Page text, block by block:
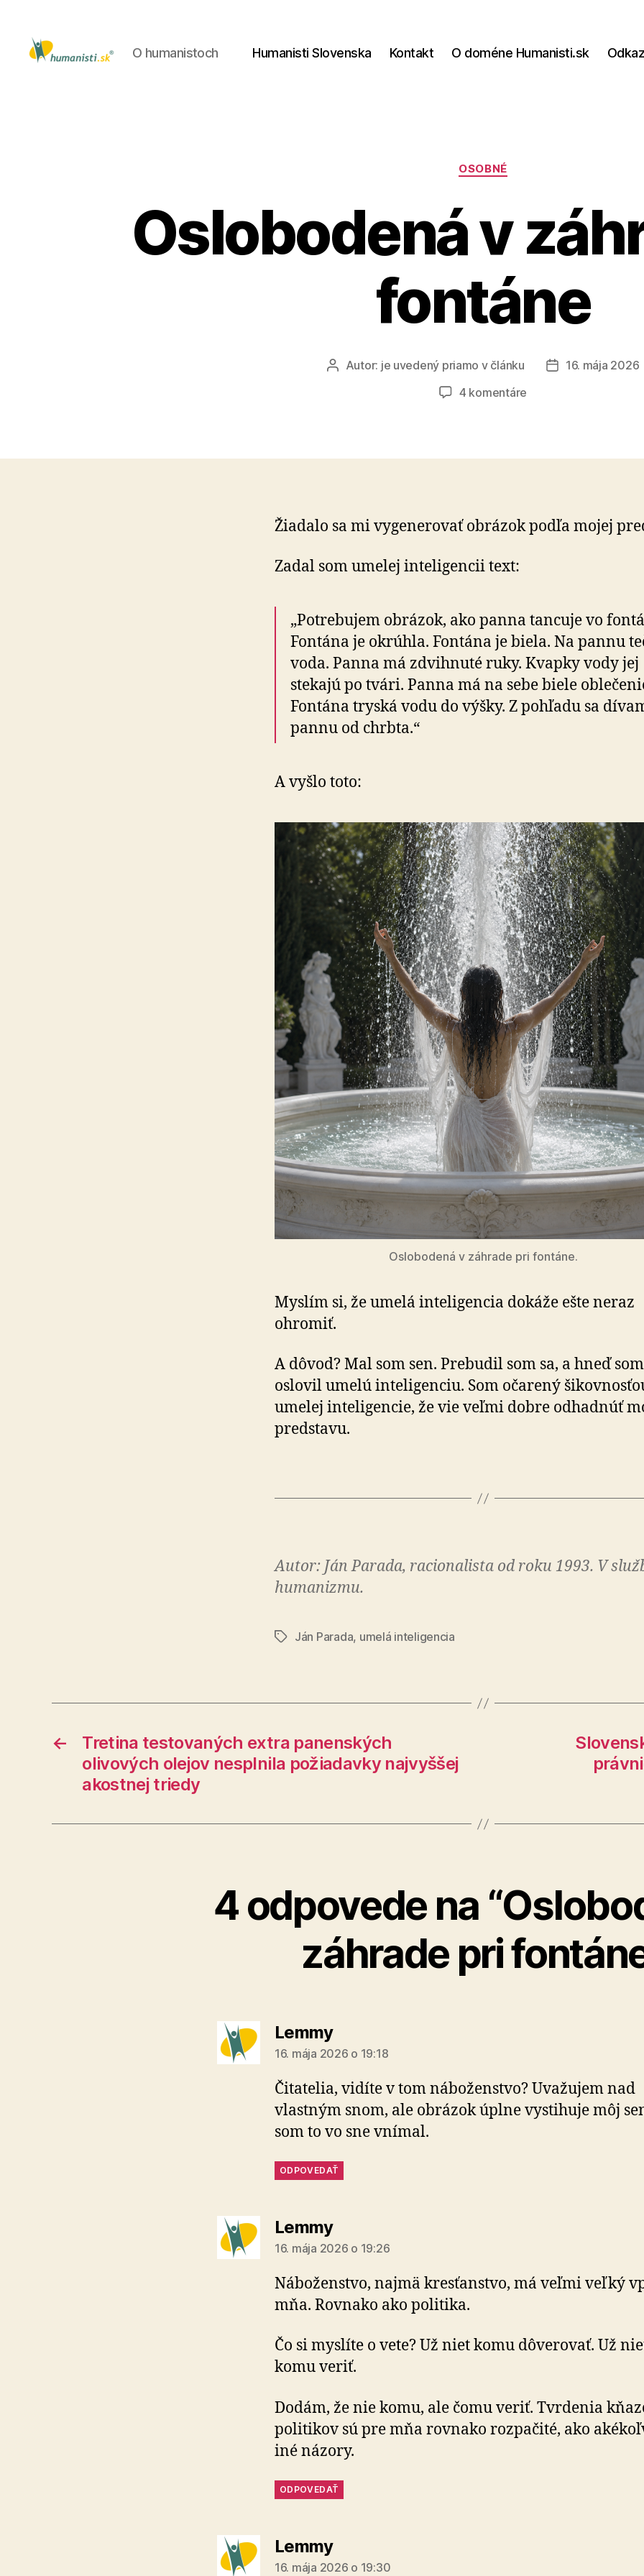
O humanistoch Humanisti Slovenska Kontakt O doméne Humanisti.sk
Kategórie
OSOBNÉ
Oslobodená v
fontáne
AutorAutor: je uvedený priamo v článku
Dátum
16. mája 2026
4 komentáre
pri
Žiadalo sa mi vygenerovať obrázok podľa mojej
Zadal som umelej inteligencii text:
„Potrebujem obrázok, ako panna tancuje vo
Fontána je okrúhla. Fontána je biela. Na pannu
voda. Panna má zdvihnuté ruky. Kvapky vody jej
stekajú po tvári. Panna má na sebe biele
Fontána tryská vodu do výšky. Z pohľadu sa
pannu od chrbta.“
A vyšlo toto:
Oslobodená v záhrade pri fontáne.
Myslím si, že umelá inteligencia dokáže ešte neraz
ohromiť.
A dôvod? Mal som sen. Prebudil som sa, a hneď som
oslovil umelú inteligenciu. Som očarený
umelej inteligencie, že vie veľmi dobre odhadnúť
predstavu.
Autor: Ján Parada, racionalista od roku 1993. V
humanizmu.
ZnačkyJán Parada, umelá inteligencia
←
Tretina testovaných extra panenských
olivových olejov nesplnila požiadavky najvyššej
akostnej triedy
4 odpovede na
záhrade pri
Lemmyhovorí:
16. mája 2026 o 19:18
Čitatelia, vidíte v tom náboženstvo? Uvažujem nad
vlastným snom, ale obrázok úplne vystihuje môj
som to vo sne vnímal.
ODPOVEDAŤ
Lemmyhovorí:
16. mája 2026 o 19:26
Náboženstvo, najmä kresťanstvo, má veľmi veľký
mňa. Rovnako ako politika.
Čo si myslíte o vete? Už niet komu dôverovať. Už
komu veriť.
Dodám, že nie komu, ale čomu veriť. Tvrdenia
politikov sú pre mňa rovnako rozpačité, ako
iné názory.
ODPOVEDAŤ
Lemmyhovorí:
16. mája 2026 o 19:30